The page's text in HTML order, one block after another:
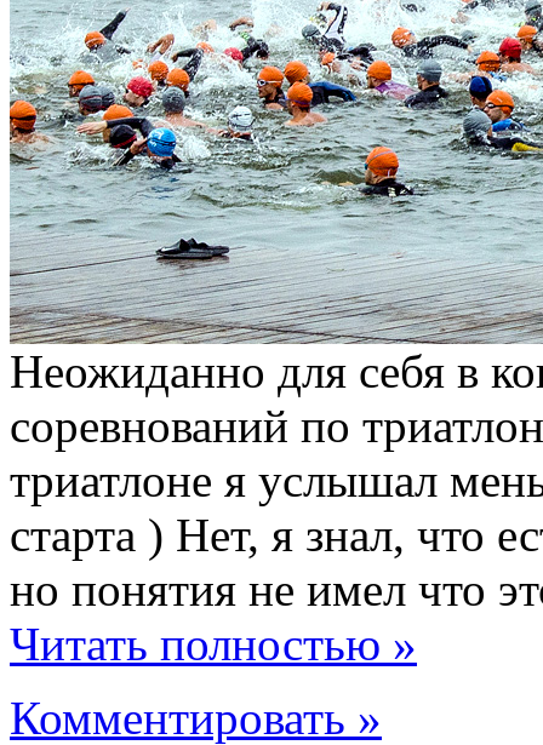
Неожиданно для себя в
соревнований по
триатлоне я услышал
старта ) Нет, я знал, что
но понятия не имел что
Читать полностью »
Комментировать »